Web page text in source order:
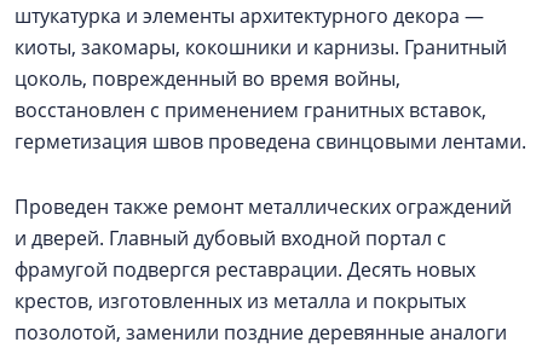
штукатурка и элементы архитектурного декора —
киоты, закомары, кокошники и карнизы. Гранитный
цоколь, поврежденный во время войны,
восстановлен с применением гранитных вставок,
герметизация швов проведена свинцовыми лентами.
Проведен также ремонт металлических ограждений
и дверей. Главный дубовый входной портал с
фрамугой подвергся реставрации. Десять новых
крестов, изготовленных из металла и покрытых
позолотой, заменили поздние деревянные аналоги